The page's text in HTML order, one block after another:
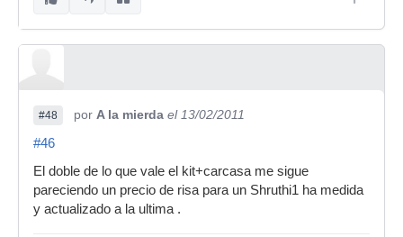
#48 por A la mierda el 13/02/2011
#46
El doble de lo que vale el kit+carcasa me sigue
pareciendo un precio de risa para un Shruthi1 ha medida
y actualizado a la ultima .